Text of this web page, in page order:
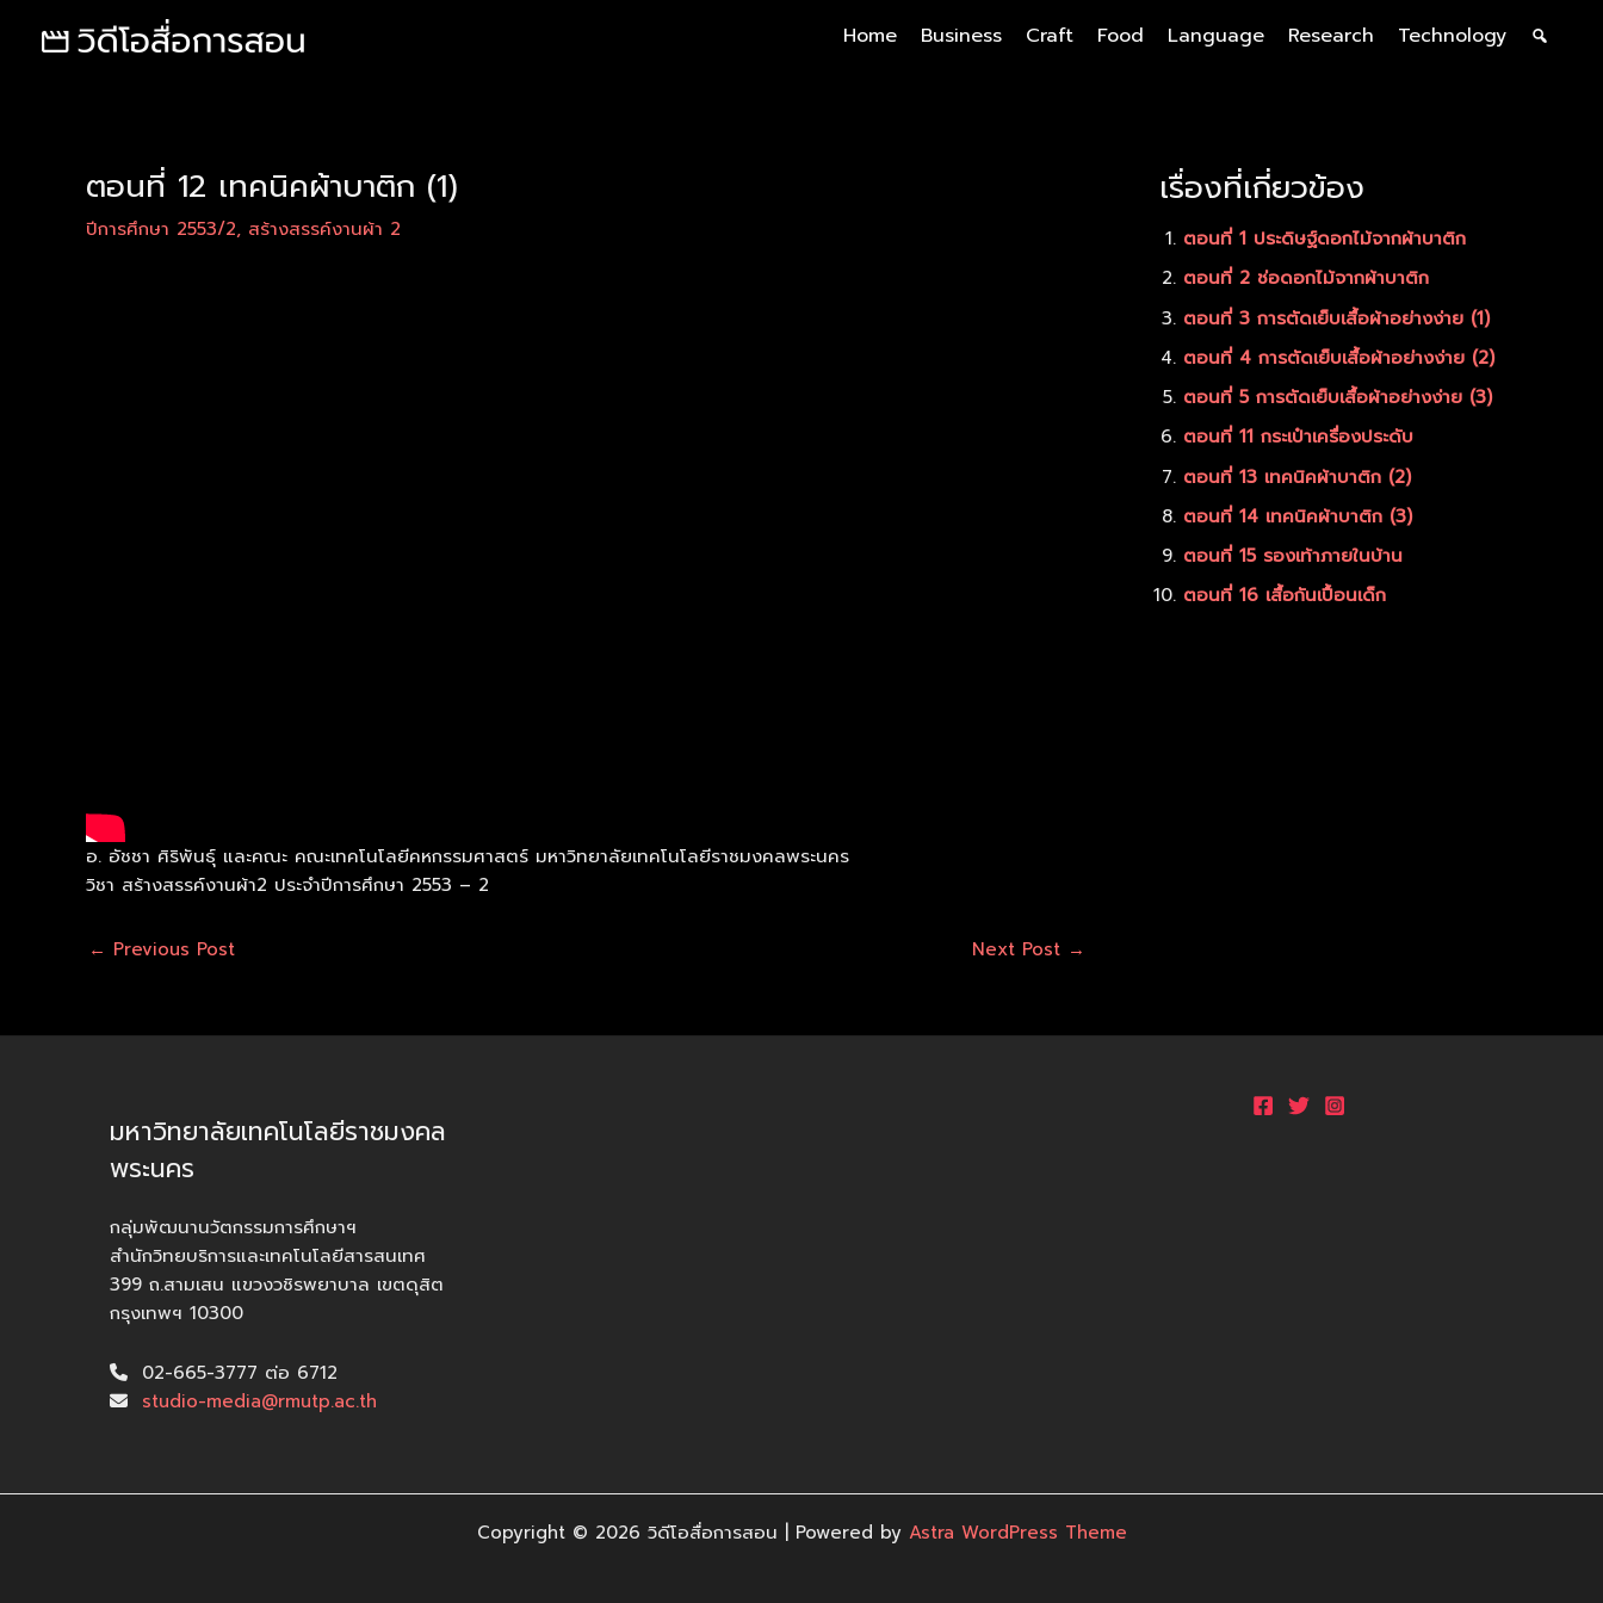
Home Business Craft Food Language Research Technology
ตอนที่ 12 เทคนิคผ้าบาติก (1)
ปีการศึกษา 2553/2, สร้างสรรค์งานผ้า 2
อ. อัชชา ศิริพันธุ์ และคณะ คณะเทคโนโลยีคหกรรมศาสตร์ มหาวิทยาลัยเทคโนโลยีราชมงคลพระนคร
วิชา สร้างสรรค์งานผ้า2 ประจำปีการศึกษา 2553 – 2
navigation
← Previous Post Next Post →
เรื่องที่เกี่ยวข้อง
ตอนที่ 1 ประดิษฐ์ดอกไม้จากผ้าบาติก
ตอนที่ 2 ช่อดอกไม้จากผ้าบาติก
ตอนที่ 3 การตัดเย็บเสื้อผ้าอย่างง่าย (1)
ตอนที่ 4 การตัดเย็บเสื้อผ้าอย่างง่าย (2)
ตอนที่ 5 การตัดเย็บเสื้อผ้าอย่างง่าย (3)
ตอนที่ 11 กระเป๋าเครื่องประดับ
ตอนที่ 13 เทคนิคผ้าบาติก (2)
ตอนที่ 14 เทคนิคผ้าบาติก (3)
ตอนที่ 15 รองเท้าภายในบ้าน
ตอนที่ 16 เสื้อกันเปื้อนเด็ก
มหาวิทยาลัยเทคโนโลยีราชมงคล
พระนคร
กลุ่มพัฒนานวัตกรรมการศึกษาฯ
สำนักวิทยบริการและเทคโนโลยีสารสนเทศ
399 ถ.สามเสน แขวงวชิรพยาบาล เขตดุสิต
กรุงเทพฯ 10300
02-665-3777 ต่อ 6712
studio-media@rmutp.ac.th
Copyright © 2026 วิดีโอสื่อการสอน | Powered by Astra WordPress Theme